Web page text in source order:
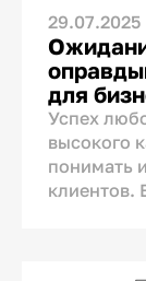
29.07.2025
для
Успех
высокого
понимать
клиентов.